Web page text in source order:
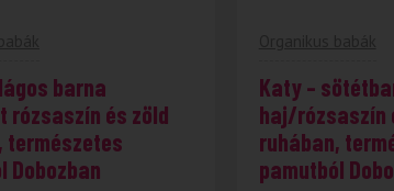
barna
rózsaszín és zöld
természetes
Dobozban
Katy –
haj/rózsaszín
ruhában,
pamutból